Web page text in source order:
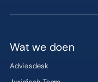
Wat we doen
Adviesdesk